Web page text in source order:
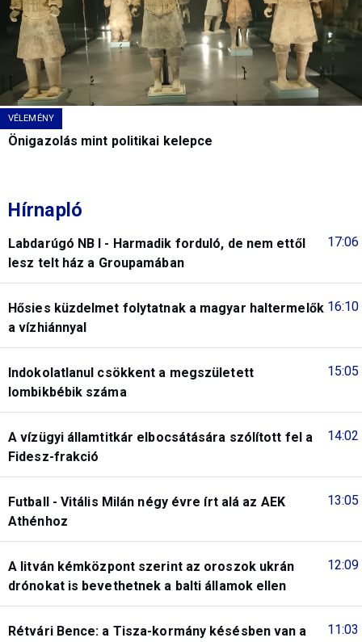
VÉLEMÉNY
Önigazolás mint politikai kelepce
Hírnapló
17:06
Labdarúgó NB I - Harmadik forduló, de nem ettől
lesz telt ház a Groupamában
16:10
Hősies küzdelmet folytatnak a magyar haltermelők
a vízhiánnyal
15:05
Indokolatlanul csökkent a megszületett
lombikbébik száma
14:02
A vízügyi államtitkár elbocsátására szólított fel a
Fidesz-frakció
13:05
Futball - Vitális Milán négy évre írt alá az AEK
Athénhoz
12:09
A litván kémközpont szerint az oroszok ukrán
drónokat is bevethetnek a balti államok ellen
11:03
Rétvári Bence: a Tisza-kormány késésben van a